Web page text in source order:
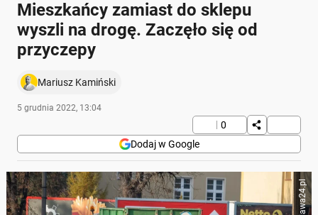
Mieszkańcy zamiast do sklepu
wyszli na drogę. Zaczęło się od
przyczepy
Mariusz Kamiński
5 grudnia 2022, 13:04
0
Dodaj w Google
olawa24.pl